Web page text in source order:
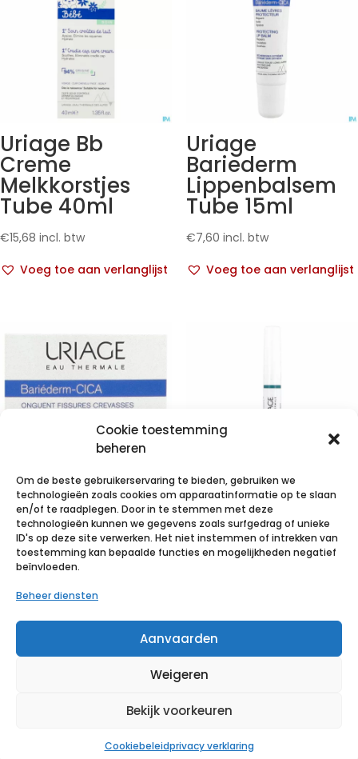
Cookie toestemming
beheren
Om de beste gebruikerservaring te bieden, gebruiken we
technologieën zoals cookies om apparaatinformatie op te slaan
en/of te raadplegen. Door in te stemmen met deze
technologieën kunnen we gegevens zoals surfgedrag of unieke
ID's op deze site verwerken. Het niet instemmen of intrekken van
toestemming kan bepaalde functies en mogelijkheden negatief
beïnvloeden.
Beheer diensten
Aanvaarden
Weigeren
Bekijk voorkeuren
Cookiebeleidprivacy verklaring
Uriage Bb
Creme
Melkkorstjes
Tube 40ml
€15,68 incl. btw
Voeg toe aan verlanglijst
Uriage
Bariederm
Lippenbalsem
Tube 15ml
€7,60 incl. btw
Voeg toe aan verlanglijst
Uriage
Bariederm
Kloven-barsten
Zalf Pot 40g
Voeg toe aan verlanglijst
Uriage Hyseac
Bi Stick Lotion
3ml + Stick 1g
Voeg toe aan verlanglijst